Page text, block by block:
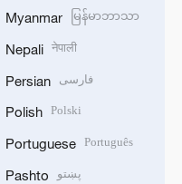
Myanmar မြန်မာဘာသာ
Nepali नेपाली
Persian فارسی
Polish Polski
Portuguese Português
Pashto پښتو